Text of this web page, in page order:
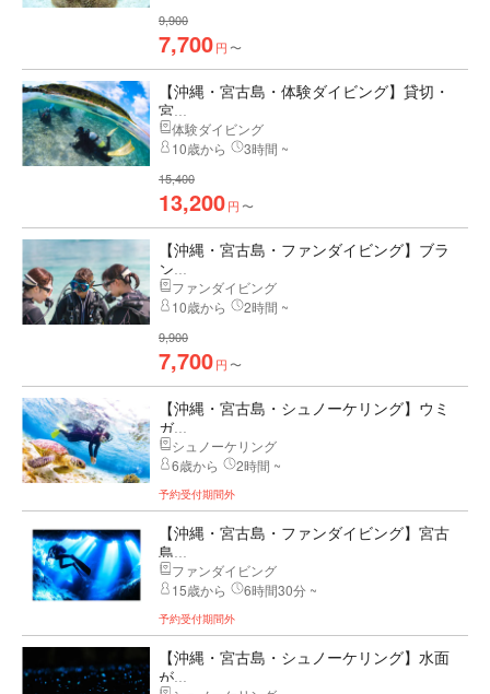
9,900
7,700円 〜
【沖縄・宮古島・体験ダイビング】貸切・
宮...
体験ダイビング
10歳から
3時間 ~
15,400
13,200円 〜
【沖縄・宮古島・ファンダイビング】ブラ
ン...
ファンダイビング
10歳から
2時間 ~
9,900
7,700円 〜
【沖縄・宮古島・シュノーケリング】ウミ
ガ...
シュノーケリング
6歳から
2時間 ~
予約受付期間外
【沖縄・宮古島・ファンダイビング】宮古
島...
ファンダイビング
15歳から
6時間30分 ~
予約受付期間外
【沖縄・宮古島・シュノーケリング】水面
が...